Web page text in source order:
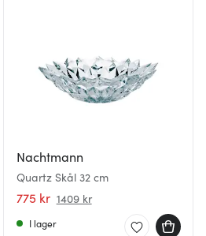
Nachtmann
Quartz Skål 32 cm
775 kr 1409 kr
I lager